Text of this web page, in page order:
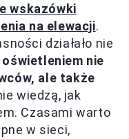
wskazówki
na elewacji.
działało nie
nie
ale także
wiedzą, jak
Czasami warto
w sieci,